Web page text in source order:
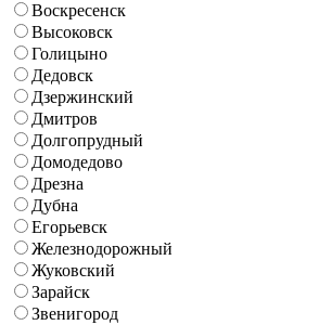
Воскресенск
Высоковск
Голицыно
Дедовск
Дзержинский
Дмитров
Долгопрудный
Домодедово
Дрезна
Дубна
Егорьевск
Железнодорожный
Жуковский
Зарайск
Звенигород